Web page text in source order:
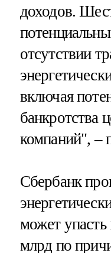
доходов.
отсутствии
включая
банкротства
компаний", –
Сбербанк
может упасть
млрд по